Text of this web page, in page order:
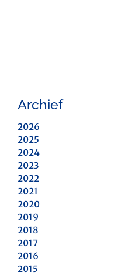
Archief
2026
2025
2024
2023
2022
2021
2020
2019
2018
2017
2016
2015